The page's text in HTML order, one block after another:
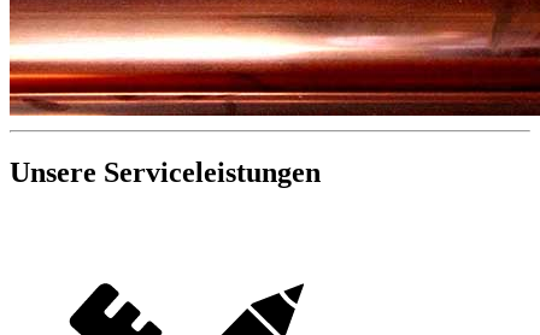
Unsere Serviceleistungen